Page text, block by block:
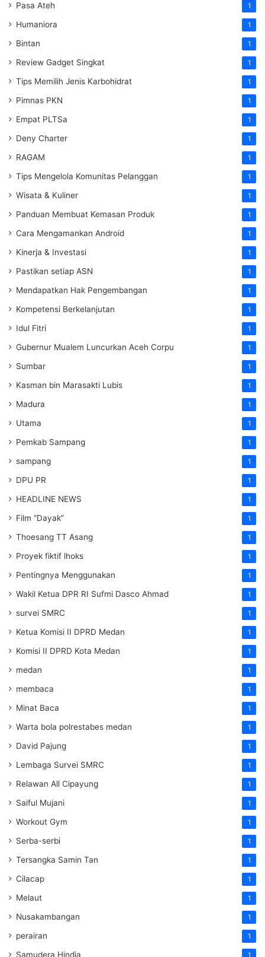
Pasa Ateh 1
Humaniora 1
Bintan 1
Review Gadget Singkat 1
Tips Memilih Jenis Karbohidrat 1
Pimnas PKN 1
Empat PLTSa 1
Deny Charter 1
RAGAM 1
Tips Mengelola Komunitas Pelanggan 1
Wisata & Kuliner 1
Panduan Membuat Kemasan Produk 1
Cara Mengamankan Android 1
Kinerja & Investasi 1
Pastikan setiap ASN 1
Mendapatkan Hak Pengembangan 1
Kompetensi Berkelanjutan 1
Idul Fitri 1
Gubernur Mualem Luncurkan Aceh Corpu 1
Sumbar 1
Kasman bin Marasakti Lubis 1
Madura 1
Utama 1
Pemkab Sampang 1
sampang 1
DPU PR 1
HEADLINE NEWS 1
Film “Dayak” 1
Thoesang TT Asang 1
Proyek fiktif lhoks 1
Pentingnya Menggunakan 1
Wakil Ketua DPR RI Sufmi Dasco Ahmad 1
survei SMRC 1
Ketua Komisi II DPRD Medan 1
Komisi II DPRD Kota Medan 1
medan 1
membaca 1
Minat Baca 1
Warta bola polrestabes medan 1
David Pajung 1
Lembaga Survei SMRC 1
Relawan All Cipayung 1
Saiful Mujani 1
Workout Gym 1
Serba-serbi 1
Tersangka Samin Tan 1
Cilacap 1
Melaut 1
Nusakambangan 1
perairan 1
Samudera Hindia 1